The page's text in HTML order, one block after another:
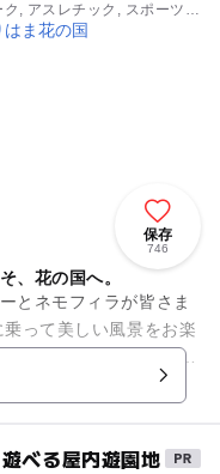
, アスレチック, スポーツ施
保存
746
、花の国へ。
とネモフィラが皆さま
って美しい風景をお楽
チェリー、エアライフ
べる屋内遊園地